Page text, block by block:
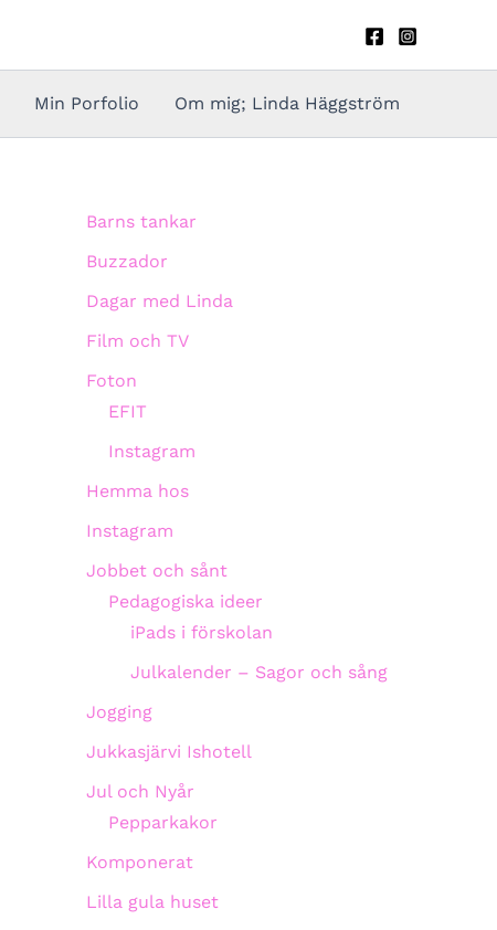
Min Porfolio Om mig; Linda Häggström
Barns tankar
Buzzador
Dagar med Linda
Film och TV
Foton
EFIT
Instagram
Hemma hos
Instagram
Jobbet och sånt
Pedagogiska ideer
iPads i förskolan
Julkalender – Sagor och sång
Jogging
Jukkasjärvi Ishotell
Jul och Nyår
Pepparkakor
Komponerat
Lilla gula huset